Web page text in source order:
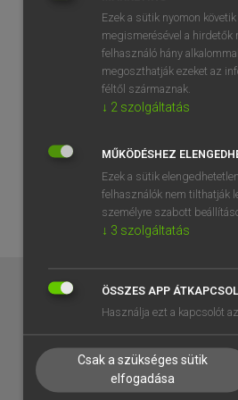
BELÉPÉS
EGYÉNI FELHASZNÁLÓKNAK
TANULÓKNAK
VÁLLALATI MEGOLDÁSOK
Ezek a sütik nyomon
megismerésével a hirdetők
felhasználó hány
megoszthatják ezeket az
féltől származnak.
↓ 2 szolgáltatás
MŰKÖDÉSHEZ
Ezek a sütik
felhasználók nem tilthatják
személyre szabott
↓ 3 szolgáltatás
ÖSSZES APP
Használja ezt a kapcsolót
Csak a szükséges sütik
elfogadása